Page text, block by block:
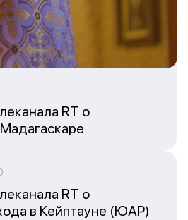
RT о
RT о
в Кейптауне (ЮАР)